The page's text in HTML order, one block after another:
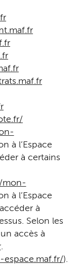
à l’Espace
à certains
mon-
à l’Espace
à
Selon les
accès à
.
).